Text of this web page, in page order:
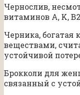
Чернослив,
витаминов A, K,
Черника, богатая
веществами,
устойчивой
Брокколи для
связанный с